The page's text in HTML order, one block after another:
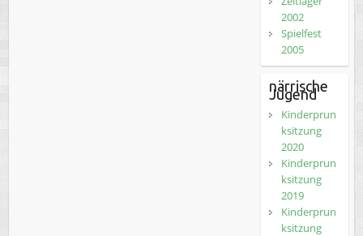
2002
Spielfest
2005
närrische
Jugend
Kinderprun
ksitzung
2020
Kinderprun
ksitzung
2019
Kinderprun
ksitzung